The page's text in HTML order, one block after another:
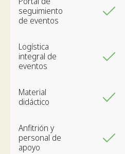
seguimiento
de eventos
Logística
integral de
eventos
Material
didáctico
Anfitrión y
personal de
apoyo